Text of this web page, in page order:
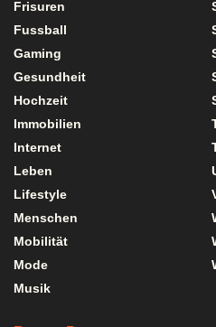
Frisuren
Fussball
Gaming
Gesundheit
Hochzeit
Immobilien
Internet
Leben
Lifestyle
Menschen
Mobilität
Mode
Musik